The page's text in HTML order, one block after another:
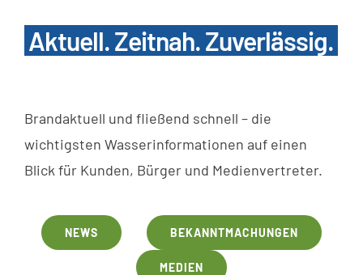
SUCHE
Aktuell. Zeitnah. Zuverlässig.
Brandaktuell und fließend schnell – die
wichtigsten Wasserinformationen auf einen
Blick für Kunden, Bürger und Medienvertreter.
NEWS BEKANNTMACHUNGEN
MEDIEN